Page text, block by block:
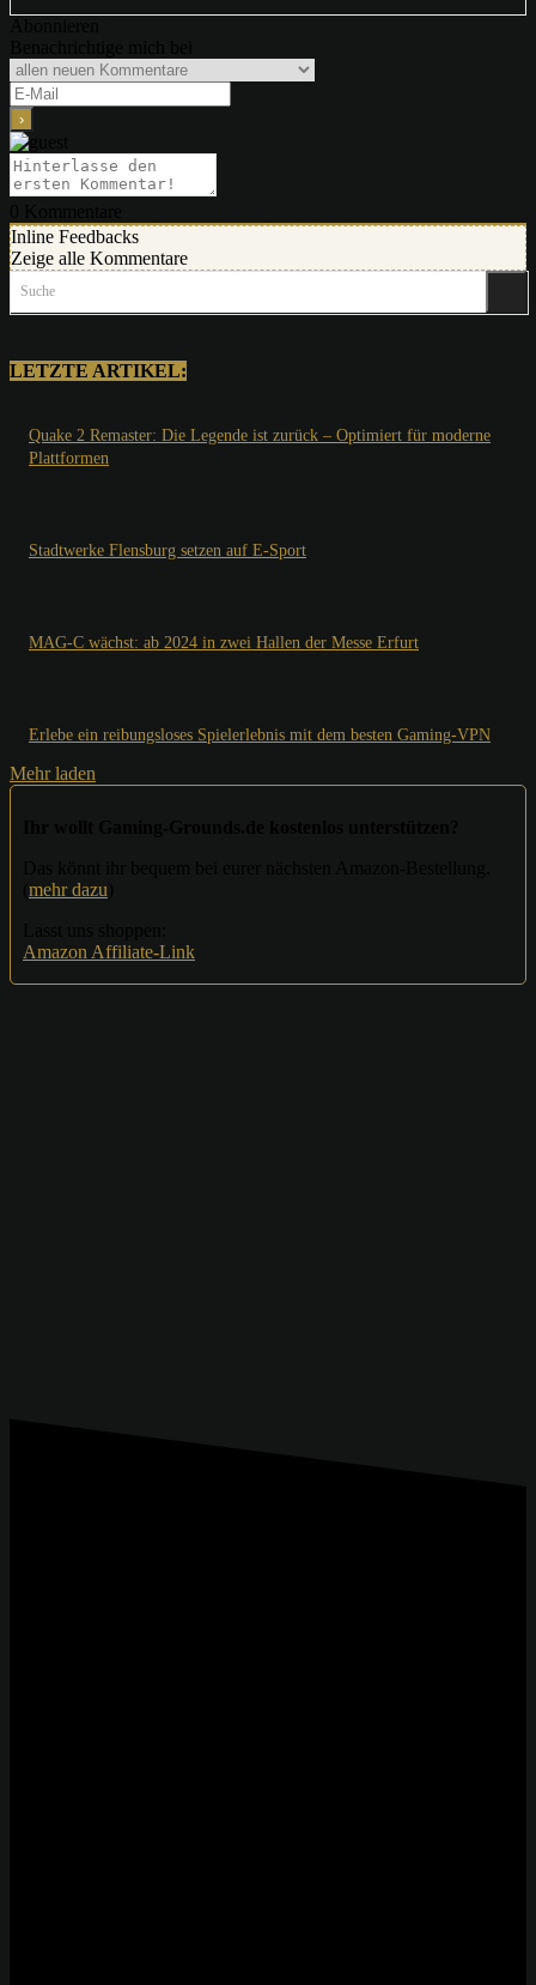
Inline Feedbacks
Zeige alle Kommentare
Suche
LETZTE ARTIKEL:
Quake 2 Remaster: Die Legende ist zurück – Optimiert für moderne
Plattformen
Stadtwerke Flensburg setzen auf E-Sport
MAG-C wächst: ab 2024 in zwei Hallen der Messe Erfurt
Erlebe ein reibungsloses Spielerlebnis mit dem besten Gaming-VPN
Mehr laden
mehr dazu
Amazon Affiliate-Link